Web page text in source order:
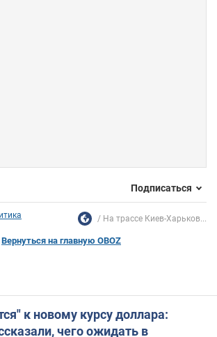
Подписаться
На трассе Киев-Харьков...
Вернуться на главную OBOZ
к новому курсу доллара:
чего ожидать в